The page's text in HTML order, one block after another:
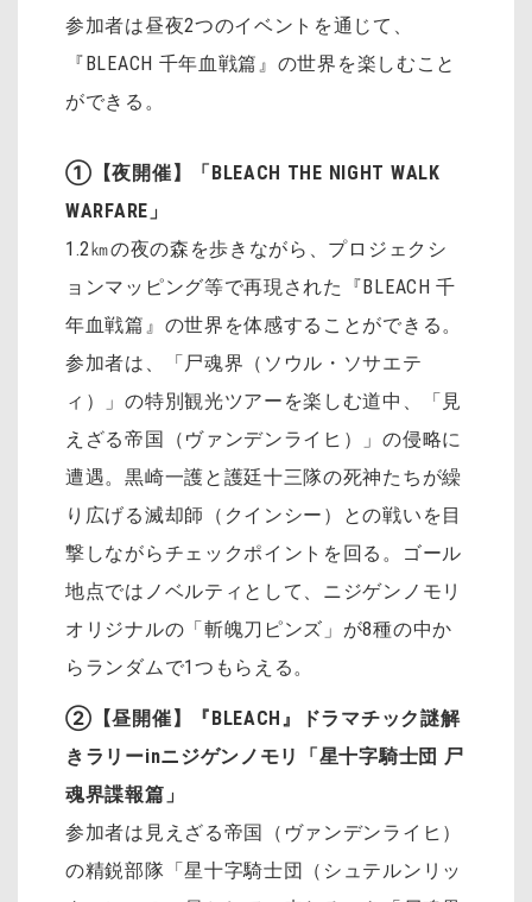
参加者は昼夜2つのイベントを通じて、
『BLEACH 千年血戦篇』の世界を楽しむこと
ができる。
①【夜開催】「BLEACH THE NIGHT WALK
WARFARE」
1.2㎞の夜の森を歩きながら、プロジェクシ
ョンマッピング等で再現された『BLEACH 千
年血戦篇』の世界を体感することができる。
参加者は、「尸魂界（ソウル・ソサエテ
ィ）」の特別観光ツアーを楽しむ道中、「見
えざる帝国（ヴァンデンライヒ）」の侵略に
遭遇。黒崎一護と護廷十三隊の死神たちが繰
り広げる滅却師（クインシー）との戦いを目
撃しながらチェックポイントを回る。ゴール
地点ではノベルティとして、ニジゲンノモリ
オリジナルの「斬魄刀ピンズ」が8種の中か
らランダムで1つもらえる。
②【昼開催】『BLEACH』ドラマチック謎解
きラリーinニジゲンノモリ「星十字騎士団 尸
魂界諜報篇」
参加者は見えざる帝国（ヴァンデンライヒ）
の精鋭部隊「星十字騎士団（シュテルンリッ